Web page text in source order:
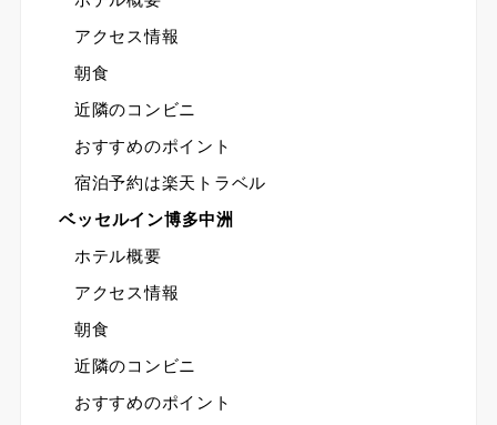
アクセス情報
朝食
近隣のコンビニ
おすすめのポイント
宿泊予約は楽天トラベル
ベッセルイン博多中洲
ホテル概要
アクセス情報
朝食
近隣のコンビニ
おすすめのポイント